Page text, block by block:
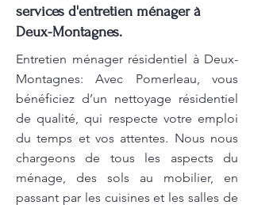
services d'entretien ménager à
Deux-Montagnes.
Entretien ménager résidentiel à Deux-
Montagnes: Avec Pomerleau, vous
bénéficiez d’un nettoyage résidentiel
de qualité, qui respecte votre emploi
du temps et vos attentes. Nous nous
chargeons de tous les aspects du
ménage, des sols au mobilier, en
passant par les cuisines et les salles de